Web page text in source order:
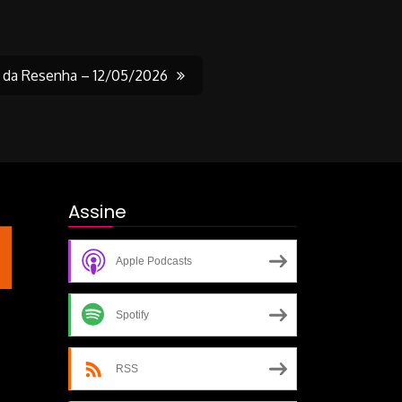
Resenha – 12/05/2026
Assine
Apple Podcasts
Spotify
RSS